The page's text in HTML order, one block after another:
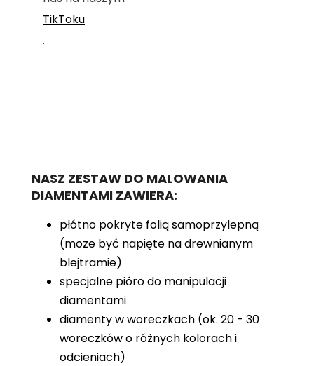
TikToku
.
NASZ ZESTAW DO MALOWANIA
DIAMENTAMI ZAWIERA:
płótno pokryte folią samoprzylepną
(może być napięte na drewnianym
blejtramie)
specjalne pióro do manipulacji
diamentami
diamenty w woreczkach (ok. 20 - 30
woreczków o różnych kolorach i
odcieniach)